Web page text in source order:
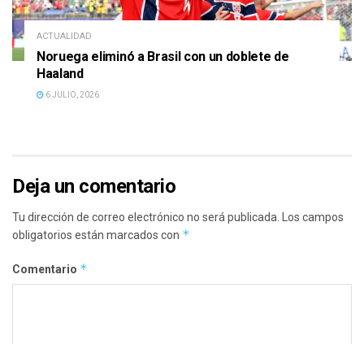
ACTUALIDAD
Noruega eliminó a Brasil con un doblete de
Haaland
6 JULIO, 2026
Deja un comentario
Tu dirección de correo electrónico no será publicada. Los campos
obligatorios están marcados con *
Comentario *